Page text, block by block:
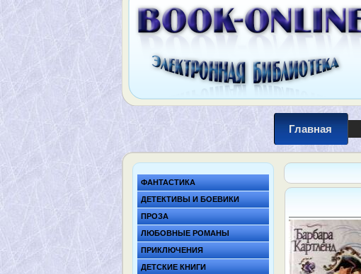
Главная
ФАНТАСТИКА
ДЕТЕКТИВЫ И БОЕВИКИ
ПРОЗА
ЛЮБОВНЫЕ РОМАНЫ
ПРИКЛЮЧЕНИЯ
ДЕТСКИЕ КНИГИ